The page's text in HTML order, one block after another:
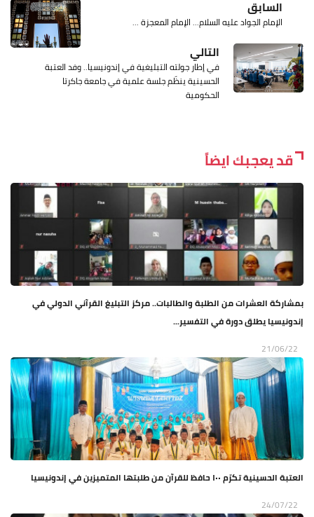
السابق
الإمام الجواد عليه السلام... الإمام المعجزة ...
التالي
في إطار جولته التبليغية في إندونيسيا.. وفد العتبة
الحسينية ينظّم جلسة علمية في جامعة جاكرتا
الحكومية
قد يعجبك ايضاً
بمشاركة العشرات من الطلبة والطالبات.. مركز التبليغ القرآني الدولي في
إندونيسيا يطلق دورة في التفسير...
21/06/22
العتبة الحسينية تكرّم ١٠٠ حافظ للقرآن من طلبتها المتميزين في إندونيسيا
24/07/22